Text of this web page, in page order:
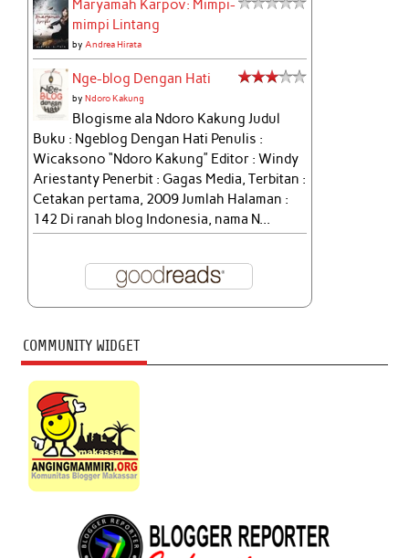
Maryamah Karpov: Mimpi-
mimpi Lintang
byAndrea Hirata
Nge-blog Dengan Hati
byNdoro Kakung
Blogisme ala Ndoro Kakung Judul
Buku : Ngeblog Dengan Hati Penulis :
Wicaksono “Ndoro Kakung” Editor : Windy
Ariestanty Penerbit : Gagas Media, Terbitan :
Cetakan pertama, 2009 Jumlah Halaman :
142 Di ranah blog Indonesia, nama N...
COMMUNITY WIDGET